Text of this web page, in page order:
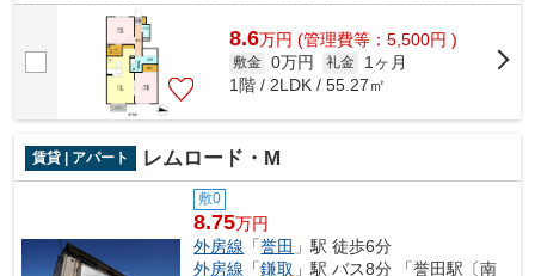
す。ココ外房線誉田近辺にて、新着情報...
8.6万円 (管理費等：5,500円 )
敷金 0万円 礼金
1ヶ月
1階 / 2LDK / 55.27㎡
賃貸 | アパート レムロード・M
敷0
8.75万円
外房線 「誉田 」駅 徒歩6分
外房線 「鎌取 」駅 バス8分 「誉田駅〔南